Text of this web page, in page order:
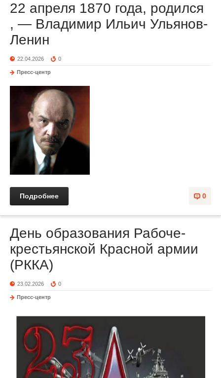
22 апреля 1870 года, родился
, — Владимир Ильич Ульянов-
Ленин
22.04.2026 0
Пресс-центр
0
Подробнее
День образования Рабоче-
крестьянской Красной армии
(РККА)
23.02.2026 0
Пресс-центр